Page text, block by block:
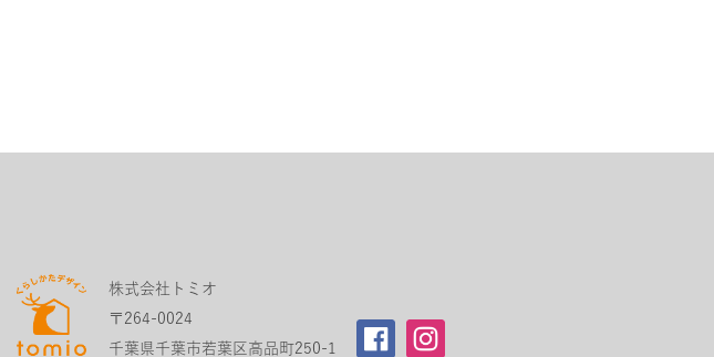
株式会社トミオ
〒264-0024
千葉県千葉市若葉区高品町250-1